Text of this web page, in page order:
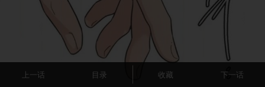
上一话 目录 收藏 下一话